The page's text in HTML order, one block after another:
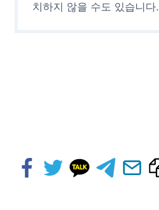
치하지 않을 수도 있습니다.